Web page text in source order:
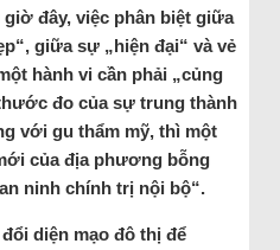
đây, việc phân biệt giữa
giữa sự „hiện đại“ và vẻ
hành vi cần phải „củng
đo của sự trung thành
với gu thẩm mỹ, thì một
của địa phương bỗng
ninh chính trị nội bộ“.
diện mạo đô thị để